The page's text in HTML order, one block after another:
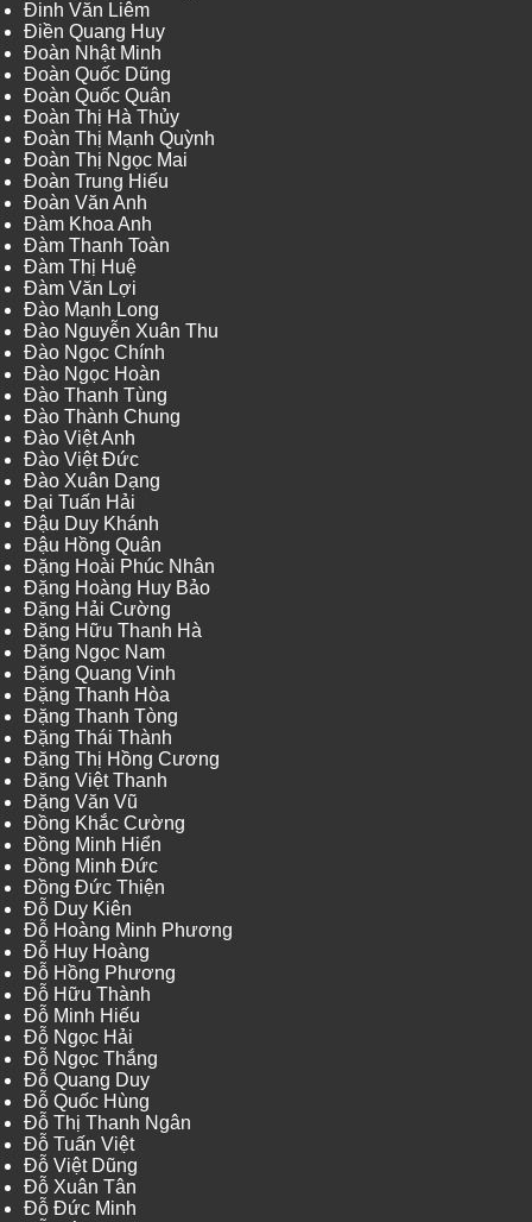
Đinh Văn Liêm
Điền Quang Huy
Đoàn Nhật Minh
Đoàn Quốc Dũng
Đoàn Quốc Quân
Đoàn Thị Hà Thủy
Đoàn Thị Mạnh Quỳnh
Đoàn Thị Ngọc Mai
Đoàn Trung Hiếu
Đoàn Văn Anh
Đàm Khoa Anh
Đàm Thanh Toàn
Đàm Thị Huệ
Đàm Văn Lợi
Đào Mạnh Long
Đào Nguyễn Xuân Thu
Đào Ngọc Chính
Đào Ngọc Hoàn
Đào Thanh Tùng
Đào Thành Chung
Đào Việt Anh
Đào Việt Đức
Đào Xuân Dạng
Đại Tuấn Hải
Đậu Duy Khánh
Đậu Hồng Quân
Đặng Hoài Phúc Nhân
Đặng Hoàng Huy Bảo
Đặng Hải Cường
Đặng Hữu Thanh Hà
Đặng Ngọc Nam
Đặng Quang Vinh
Đặng Thanh Hòa
Đặng Thanh Tòng
Đặng Thái Thành
Đặng Thị Hồng Cương
Đặng Việt Thanh
Đặng Văn Vũ
Đồng Khắc Cường
Đồng Minh Hiển
Đồng Minh Đức
Đồng Đức Thiện
Đỗ Duy Kiên
Đỗ Hoàng Minh Phương
Đỗ Huy Hoàng
Đỗ Hồng Phương
Đỗ Hữu Thành
Đỗ Minh Hiếu
Đỗ Ngọc Hải
Đỗ Ngọc Thắng
Đỗ Quang Duy
Đỗ Quốc Hùng
Đỗ Thị Thanh Ngân
Đỗ Tuấn Việt
Đỗ Việt Dũng
Đỗ Xuân Tân
Đỗ Đức Minh